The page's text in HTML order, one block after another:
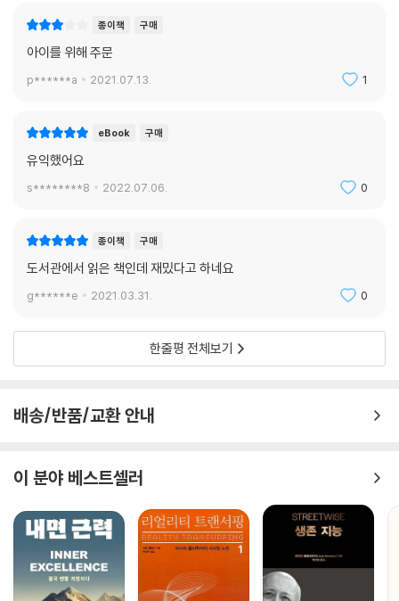
음을 토로한다. 예를 들어 수의사들도 종종 동물이 어렵고 무서울 때가 있
다. “수의사도 사람이고 동물에게 물리면 피도 나고 염증도 생기고 아프다.
동물들의 언어를 더 잘 이해할 뿐이지 겁나는 건 똑같기”(본문 42쪽) 때문
진료를 받던 환자가 내 팔을 물고 매달려 있다가 그 반동으로 진료실 책장
위로 날아올랐다. (중략) 비명을 지르던 간호사와 내 팔뚝에는 피가 뚝뚝,
구멍 2개가 뚫려 있다. 급하게 정형외과에 가서 파상풍 주사를 맞은 뒤 1~
동물병원 중에는 24시간 운영하는 곳도 많을뿐더러 수술이나 치료를 위
해 환자 옆에서 밤을 새는 경우가 많다. 또한 “응급한 상황이 아니면 대부
들이 쉴 때 더 바쁘다.(본문 50쪽) 그런 탓에 시간, 체력과 치열한 싸움을
휴무일이나 퇴근 후, 연락이 오면 스트레스를 받기도 한다. 쉬고 싶다는 생
가 떠난다면 그곳이 바다였으면…〉 중에서
수의사들은 이렇게 바쁜 와중에도 틈틈이 많은 양의 공부를 해야 한다. 병
원을 찾는 동물이 개와 고양이뿐만 아니라 거북, 햄스터, 고슴도치, 이구아
나, 토끼, 기니피그, 카멜레온, 다람쥐, 새, 악어, 뱀 등 너무도 다양하기 때
문이다. 이들은 각각 해부 생리학적 특성과 치료 방법이 다르기 때문에 수
종이책 구매
아이를 위해 주문
p******a 2021.07.13. 1
eBook 구매
유익했어요
s********8 2022.07.06. 0
종이책 구매
도서관에서 읽은 책인데 재밌다고 하네요
g******e 2021.03.31. 0
한줄평 전체보기
배송/반품/교환 안내
이 분야 베스트셀러